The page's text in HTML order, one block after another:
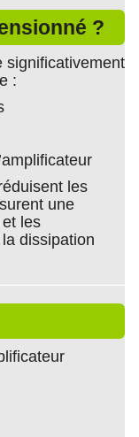
?
significativement
:
les
une
les
dissipation